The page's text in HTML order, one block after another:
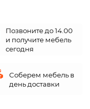
Позвоните до 14.00
и получите мебель
сегодня
Соберем мебель в
день доставки